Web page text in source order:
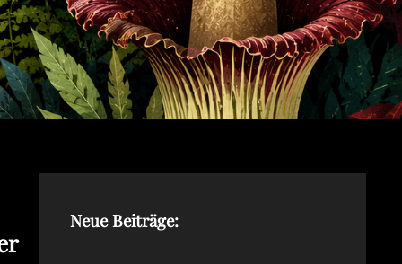
Neue Beiträge: